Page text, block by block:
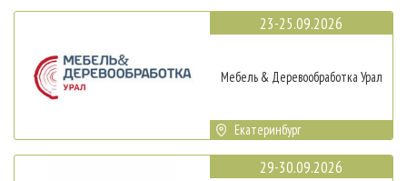
23-25.09.2026
Мебель & Деревообработка Урал
Екатеринбург
29-30.09.2026